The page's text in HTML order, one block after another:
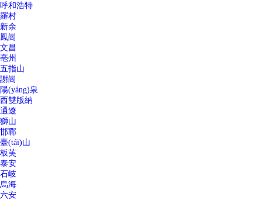
呼和浩特
羅村
新余
鳳崗
文昌
亳州
五指山
謝崗
陽(yáng)泉
西雙版納
通遼
獅山
邯鄲
臺(tái)山
板芙
泰安
石岐
烏海
六安